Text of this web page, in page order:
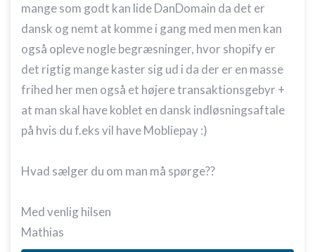
mange som godt kan lide DanDomain da det er
dansk og nemt at komme i gang med men men kan
også opleve nogle begræsninger, hvor shopify er
det rigtig mange kaster sig ud i da der er en masse
frihed her men også et højere transaktionsgebyr +
at man skal have koblet en dansk indløsningsaftale
på hvis du f.eks vil have Mobliepay :)
Hvad sælger du om man må spørge??
Med venlig hilsen
Mathias